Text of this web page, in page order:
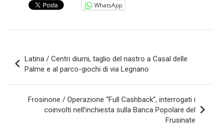
WhatsApp
articoli
Latina / Centri diurni, taglio del nastro a Casal delle
Palme e al parco-giochi di via Legnano
Frosinone / Operazione “Full Cashback”, interrogati i
coinvolti nell’inchiesta sulla Banca Popolare del
Frusinate